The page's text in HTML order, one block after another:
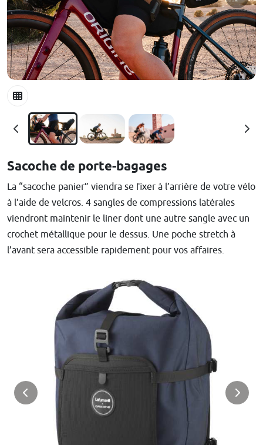
Sacoche de porte-bagages
La “sacoche panier” viendra se fixer à l’arrière de votre vélo
à l’aide de velcros. 4 sangles de compressions latérales
viendront maintenir le liner dont une autre sangle avec un
crochet métallique pour le dessus. Une poche stretch à
l’avant sera accessible rapidement pour vos affaires.